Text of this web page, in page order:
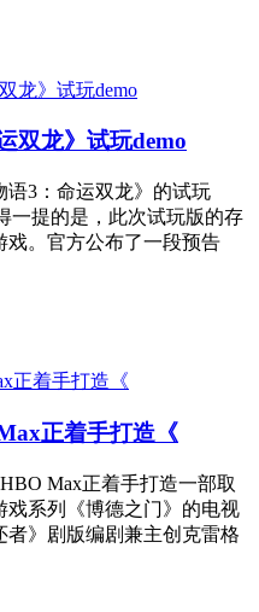
双龙》试玩demo
3：命运双龙》的试玩
一提的是，此次试玩版的存
戏。官方公布了一段预告
正着手打造《
Max正着手打造一部取
系列《博德之门》的电视
》剧版编剧兼主创克雷格